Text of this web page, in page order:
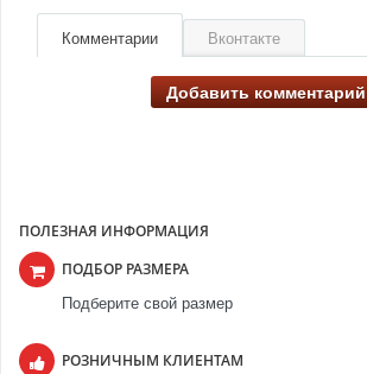
Комментарии Вконтакте
Добавить комментарий
ПОЛЕЗНАЯ ИНФОРМАЦИЯ
ПОДБОР РАЗМЕРА
Подберите свой размер
РОЗНИЧНЫМ КЛИЕНТАМ